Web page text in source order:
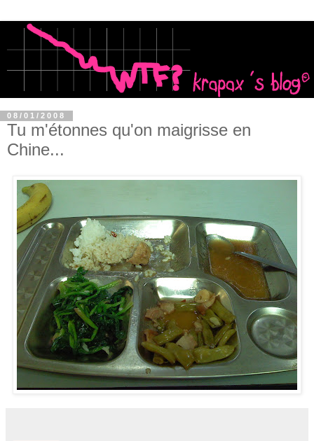
08/01/2008
Tu m'étonnes qu'on maigrisse en
Chine...